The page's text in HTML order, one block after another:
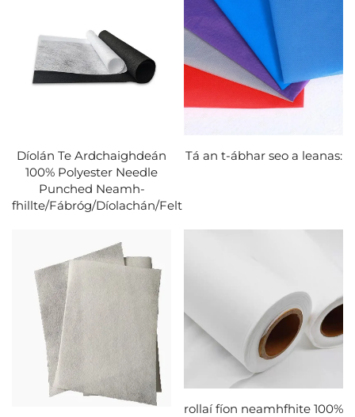
Díolán Te Ardchaighdeán
100% Polyester Needle
Punched Neamh-
fhillte/Fábróg/Díolachán/Felt
Tá an t-ábhar seo a leanas:
rollaí fíon neamhfhite 100%